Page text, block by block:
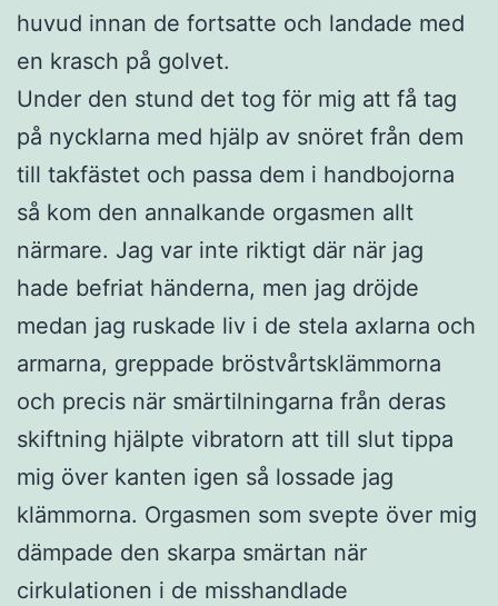
huvud innan de fortsatte och landade med
en krasch på golvet.
Under den stund det tog för mig att få tag
på nycklarna med hjälp av snöret från dem
till takfästet och passa dem i handbojorna
så kom den annalkande orgasmen allt
närmare. Jag var inte riktigt där när jag
hade befriat händerna, men jag dröjde
medan jag ruskade liv i de stela axlarna och
armarna, greppade bröstvårtsklämmorna
och precis när smärtilningarna från deras
skiftning hjälpte vibratorn att till slut tippa
mig över kanten igen så lossade jag
klämmorna. Orgasmen som svepte över mig
dämpade den skarpa smärtan när
cirkulationen i de misshandlade